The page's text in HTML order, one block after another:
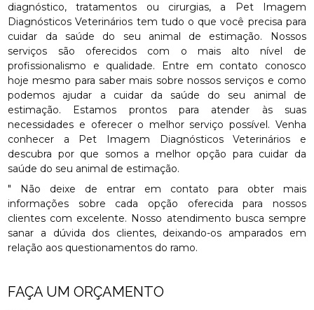
diagnóstico, tratamentos ou cirurgias, a Pet Imagem
Diagnósticos Veterinários tem tudo o que você precisa para
cuidar da saúde do seu animal de estimação. Nossos
serviços são oferecidos com o mais alto nível de
profissionalismo e qualidade. Entre em contato conosco
hoje mesmo para saber mais sobre nossos serviços e como
podemos ajudar a cuidar da saúde do seu animal de
estimação. Estamos prontos para atender às suas
necessidades e oferecer o melhor serviço possível. Venha
conhecer a Pet Imagem Diagnósticos Veterinários e
descubra por que somos a melhor opção para cuidar da
saúde do seu animal de estimação.
" Não deixe de entrar em contato para obter mais
informações sobre cada opção oferecida para nossos
clientes com excelente. Nosso atendimento busca sempre
sanar a dúvida dos clientes, deixando-os amparados em
relação aos questionamentos do ramo.
FAÇA UM ORÇAMENTO